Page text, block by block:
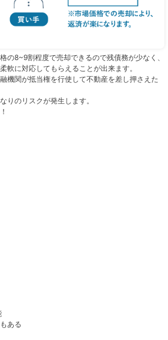
の8~9割程度で売却できるので残債務が少なく、
軟に対応してもらえることが出来ます。
機関が抵当権を行使して不動産を差し押さえた
りのリスクが発生します。
ある